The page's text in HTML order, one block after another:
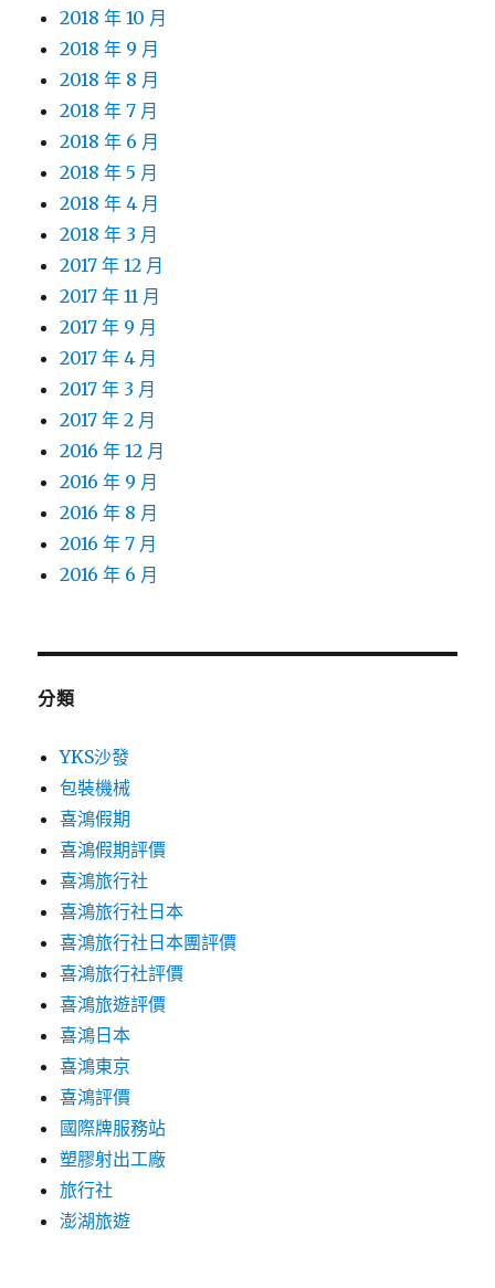
2018 年 10 月
2018 年 9 月
2018 年 8 月
2018 年 7 月
2018 年 6 月
2018 年 5 月
2018 年 4 月
2018 年 3 月
2017 年 12 月
2017 年 11 月
2017 年 9 月
2017 年 4 月
2017 年 3 月
2017 年 2 月
2016 年 12 月
2016 年 9 月
2016 年 8 月
2016 年 7 月
2016 年 6 月
分類
YKS沙發
包裝機械
喜鴻假期
喜鴻假期評價
喜鴻旅行社
喜鴻旅行社日本
喜鴻旅行社日本團評價
喜鴻旅行社評價
喜鴻旅遊評價
喜鴻日本
喜鴻東京
喜鴻評價
國際牌服務站
塑膠射出工廠
旅行社
澎湖旅遊